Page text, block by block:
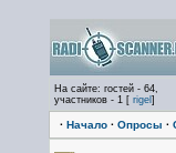
На сайте: гостей - 64,
участников - 1 [ rigel ]
· Начало· Опросы ·